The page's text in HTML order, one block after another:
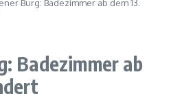
Burg: Badezimmer ab dem 13.
Badezimmer ab